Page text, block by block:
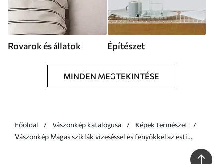
Rovarok és állatok Építészet
MINDEN MEGTEKINTÉSE
Főoldal Vászonkép katalógusa
Képek természet
Vászonkép Magas sziklák vízeséssel és fenyőkkel az esti